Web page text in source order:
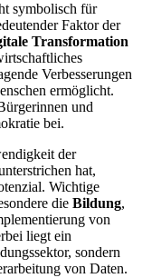
symbolisch für
Faktor der
Transformation
Verbesserungen
ermöglicht.
und
bei.
der
hat,
Wichtige
die Bildung,
von
liegt ein
sondern
von Daten.